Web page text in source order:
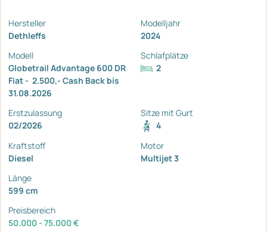
Hersteller
Dethleffs
Modelljahr
2024
Modell
Globetrail Advantage 600 DR
Fiat -  2.500,- Cash Back bis
31.08.2026
Schlafplätze
2
Erstzulassung
02/2026
Sitze mit Gurt
4
Kraftstoff
Diesel
Motor
Multijet 3
Länge
599 cm
Preisbereich
50.000 - 75.000 €